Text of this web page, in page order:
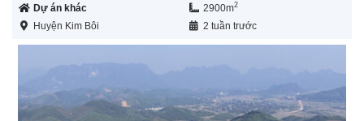
Dự án khác 2900m2
Huyện Kim Bôi 2 tuần trước